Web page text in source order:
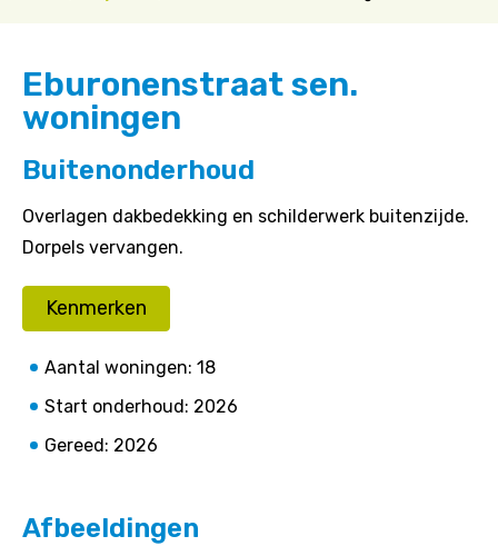
Eburonenstraat sen.
woningen
Buitenonderhoud
Overlagen dakbedekking en schilderwerk buitenzijde.
Dorpels vervangen.
Kenmerken
Aantal woningen: 18
Start onderhoud: 2026
Gereed: 2026
Afbeeldingen